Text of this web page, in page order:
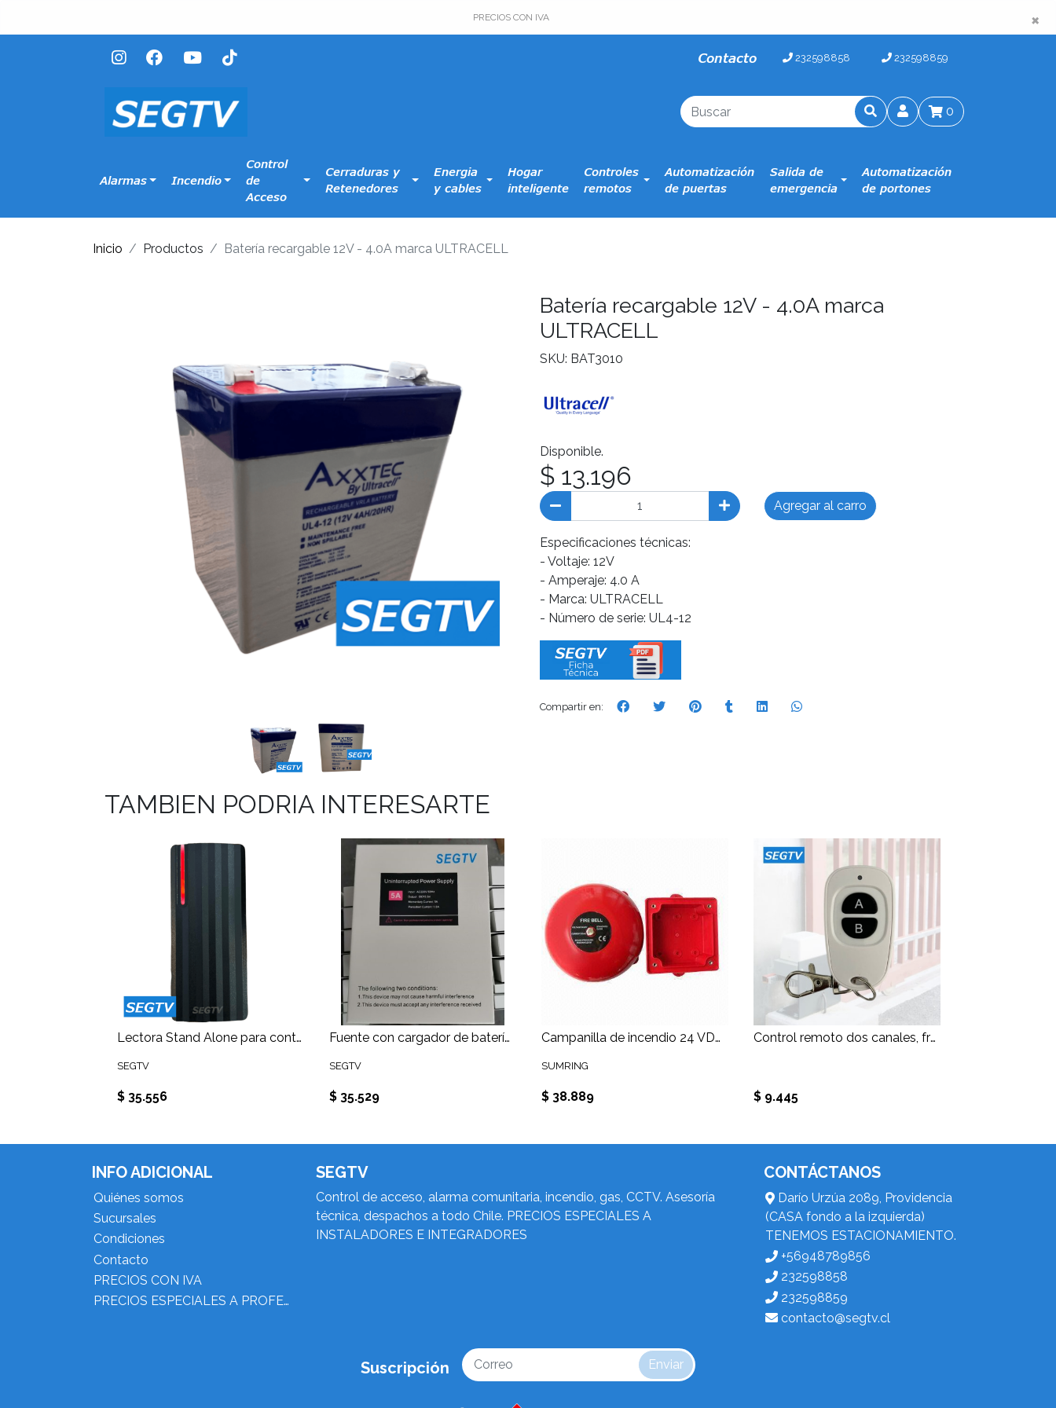
PRECIOS CON IVA ×
×
Contacto 232598858 232598859
0
Alarmas Incendio
Control
de
Acceso
Cerraduras y
Retenedores
Energia
y cables
Hogar
inteligente
Controles
remotos
Automatización
de puertas
Salida de
emergencia
Automatización
de portones
Inicio Productos Batería recargable 12V - 4.0A marca ULTRACELL
Batería recargable 12V - 4.0A marca
ULTRACELL
SKU: BAT3010
Disponible.
$ 13.196
Agregar al carro
Especificaciones técnicas:
- Voltaje: 12V
- Amperaje: 4.0 A
- Marca: ULTRACELL
- Número de serie: UL4-12
Compartir en:
TAMBIEN PODRIA INTERESARTE
Lectora Stand Alone para control de Acceso tarjetas 125Khz con salida Wiegand
SEGTV
$ 35.556
Fuente con cargador de batería, temporizador y gabinete 220VAC 5Ah
SEGTV
$ 35.529
Campanilla de incendio 24 VDC para exterior con base
SUMRING
$ 38.889
Control remoto dos canales, frecuencia 433 Learning Code
$ 9.445
INFO ADICIONAL
Quiénes somos
Sucursales
Condiciones
Contacto
PRECIOS CON IVA
PRECIOS ESPECIALES A PROFESIONALES DEL RUBRO
SEGTV
Control de acceso, alarma comunitaria, incendio, gas, CCTV. Asesoría
técnica, despachos a todo Chile. PRECIOS ESPECIALES A
INSTALADORES E INTEGRADORES
CONTÁCTANOS
Darío Urzúa 2089, Providencia
(CASA fondo a la izquierda)
TENEMOS ESTACIONAMIENTO.
+56948789856
232598858
232598859
contacto@segtv.cl
Suscripción Enviar